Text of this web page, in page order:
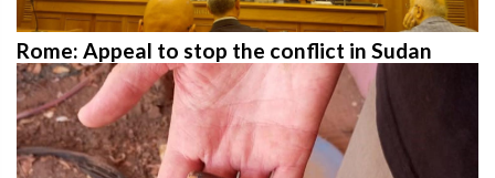
Rome: Appeal to stop the conflict in Sudan